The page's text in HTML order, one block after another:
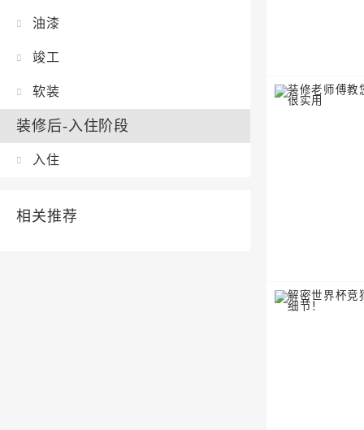
油漆
竣工
软装
装修后-入住阶段
入住
相关推荐